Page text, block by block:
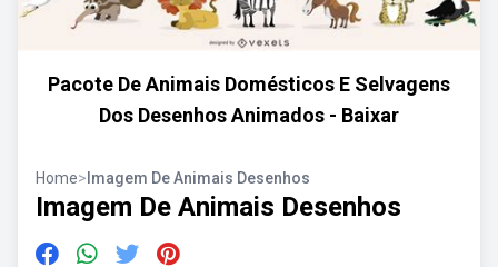
Pacote De Animais Domésticos E Selvagens
Dos Desenhos Animados - Baixar
Home> Imagem De Animais Desenhos
Imagem De Animais Desenhos